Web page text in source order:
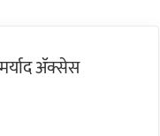
ॲक्सेस